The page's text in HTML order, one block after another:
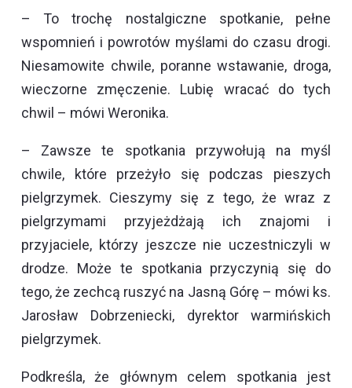
– To trochę nostalgiczne spotkanie, pełne
wspomnień i powrotów myślami do czasu drogi.
Niesamowite chwile, poranne wstawanie, droga,
wieczorne zmęczenie. Lubię wracać do tych
chwil – mówi Weronika.
– Zawsze te spotkania przywołują na myśl
chwile, które przeżyło się podczas pieszych
pielgrzymek. Cieszymy się z tego, że wraz z
pielgrzymami przyjeżdżają ich znajomi i
przyjaciele, którzy jeszcze nie uczestniczyli w
drodze. Może te spotkania przyczynią się do
tego, że zechcą ruszyć na Jasną Górę – mówi ks.
Jarosław Dobrzeniecki, dyrektor warmińskich
pielgrzymek.
Podkreśla, że głównym celem spotkania jest